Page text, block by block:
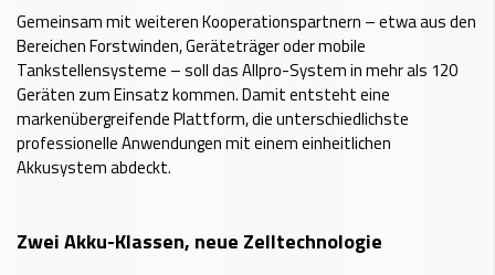
Gemeinsam mit weiteren Kooperationspartnern – etwa aus den
Bereichen Forstwinden, Geräteträger oder mobile
Tankstellensysteme – soll das Allpro-System in mehr als 120
Geräten zum Einsatz kommen. Damit entsteht eine
markenübergreifende Plattform, die unterschiedlichste
professionelle Anwendungen mit einem einheitlichen
Akkusystem abdeckt.
Zwei Akku-Klassen, neue Zelltechnologie